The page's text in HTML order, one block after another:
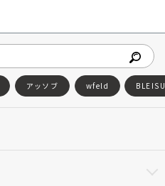
アッソブ wfeld